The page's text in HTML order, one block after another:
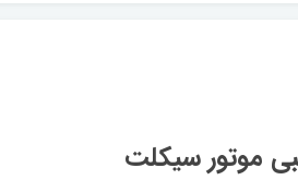
موتور سیکلت